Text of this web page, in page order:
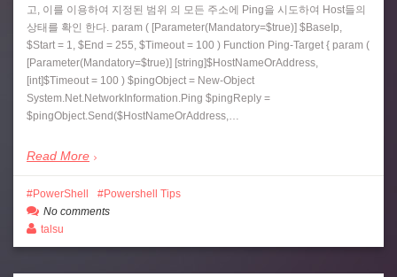
고, 이를 이용하여 지정된 범위 의 모든 주소에 Ping을 시도하여 Host들의
상태를 확인 한다. param ( [Parameter(Mandatory=$true)] $BaseIp,
$Start = 1, $End = 255, $Timeout = 100 ) Function Ping-Target { param (
[Parameter(Mandatory=$true)] [string]$HostNameOrAddress,
[int]$Timeout = 100 ) $pingObject = New-Object
System.Net.NetworkInformation.Ping $pingReply =
$pingObject.Send($HostNameOrAddress,…
Read More
PowerShell
Powershell Tips
No comments
talsu